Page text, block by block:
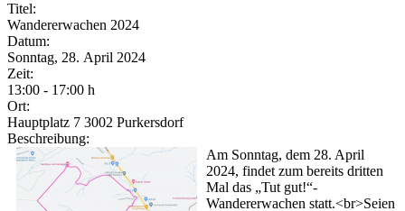
Titel:
Wandererwachen 2024
Datum:
Sonntag, 28. April 2024
Zeit:
13:00 - 17:00 h
Ort:
Hauptplatz 7 3002 Purkersdorf
Beschreibung:
Am Sonntag, dem 28. April
2024, findet zum bereits dritten
Mal das „Tut gut!“-
Wandererwachen statt.<br>Seien